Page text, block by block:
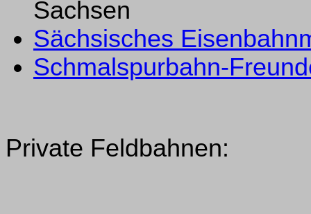
Sachsen
Sächsisches
Schmalspurbahn-
Private Feldbahnen: